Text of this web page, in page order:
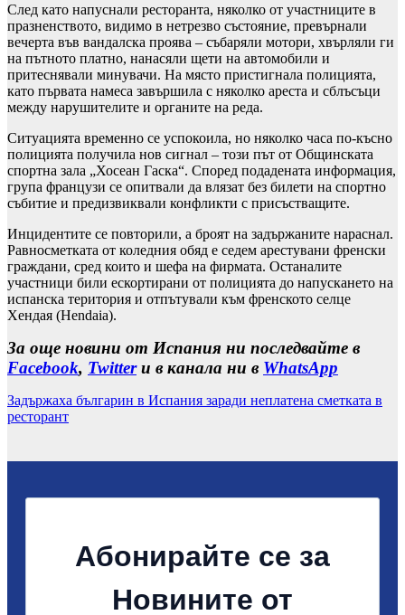
След като напуснали ресторанта, няколко от участниците в
празненството, видимо в нетрезво състояние, превърнали
вечерта във вандалска проява – събаряли мотори, хвърляли ги
на пътното платно, нанасяли щети на автомобили и
притеснявали минувачи. На място пристигнала полицията,
като първата намеса завършила с няколко ареста и сблъсъци
между нарушителите и органите на реда.
Ситуацията временно се успокоила, но няколко часа по-късно
полицията получила нов сигнал – този път от Общинската
спортна зала „Хосеан Гаска“. Според подадената информация,
група французи се опитвали да влязат без билети на спортно
събитие и предизвиквали конфликти с присъстващите.
Инцидентите се повторили, а броят на задържаните нараснал.
Равносметката от коледния обяд е седем арестувани френски
граждани, сред които и шефа на фирмата. Останалите
участници били ескортирани от полицията до напускането на
испанска територия и отпътували към френското селце
Хендая (Hendaia).
За още новини от Испания ни последвайте в
Facebook, Twitterи в канала ни в WhatsApp
Задържаха българин в Испания заради неплатена сметката в
ресторант